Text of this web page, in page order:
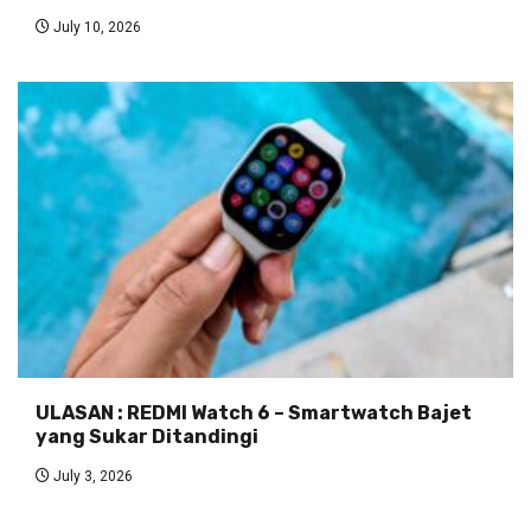
July 10, 2026
ULASAN : REDMI Watch 6 – Smartwatch Bajet
yang Sukar Ditandingi
July 3, 2026